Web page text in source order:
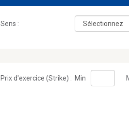
Sens :
Prix d'exercice (Strike) : Min